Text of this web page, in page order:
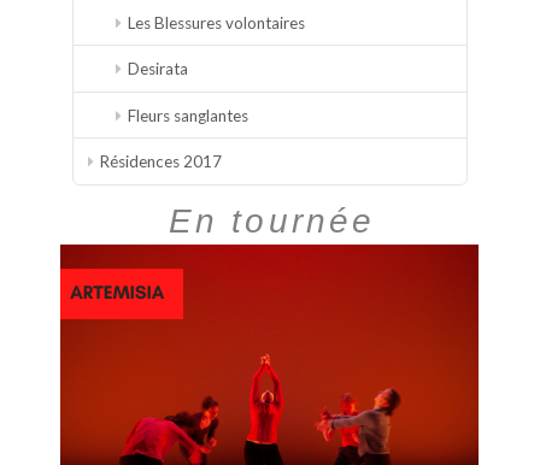
Les Blessures volontaires
Desirata
Fleurs sanglantes
Résidences 2017
En tournée